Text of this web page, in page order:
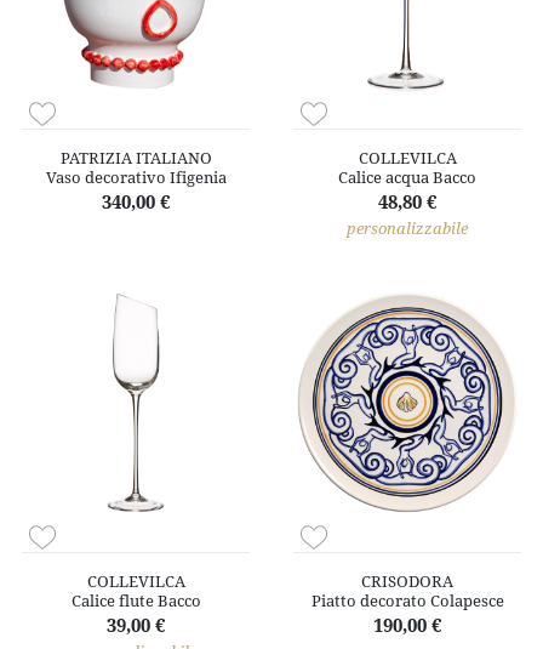
PATRIZIA ITALIANO
Vaso decorativo Ifigenia
340,00 €
COLLEVILCA
Calice acqua Bacco
48,80 €
personalizzabile
COLLEVILCA
Calice flute Bacco
39,00 €
CRISODORA
Piatto decorato Colapesce
190,00 €